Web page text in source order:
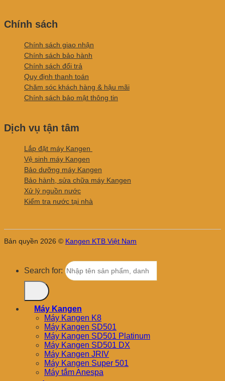
Chính sách
Chính sách giao nhận
Chính sách bảo hành
Chính sách đổi trả
Quy định thanh toán
Chăm sóc khách hàng & hậu mãi
Chính sách bảo mật thông tin
Dịch vụ tận tâm
Lắp đặt máy Kangen
Vệ sinh máy Kangen
Bảo dưỡng máy Kangen
Bảo hành, sửa chữa máy Kangen
Xử lý nguồn nước
Kiểm tra nước tại nhà
Bản quyền 2026 © Kangen KTB Việt Nam
Search for:
Máy Kangen
Máy Kangen K8
Máy Kangen SD501
Máy Kangen SD501 Platinum
Máy Kangen SD501 DX
Máy Kangen JRIV
Máy Kangen Super 501
Máy tắm Anespa